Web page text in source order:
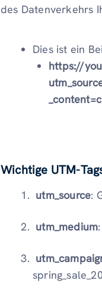
des Datenverkehrs
Dies ist ein
https://
Wichtige UTM-
utm_source:
utm_medium